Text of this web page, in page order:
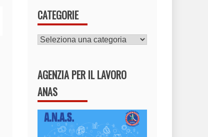
CATEGORIE
CATEGORIE
AGENZIA PER IL LAVORO
ANAS